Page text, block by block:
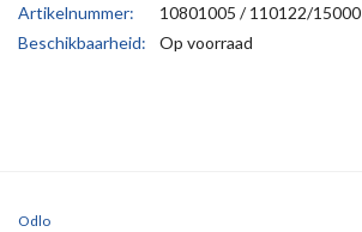
Artikelnummer:
10801005 / 110122/15000
Beschikbaarheid:
Op voorraad
Odlo